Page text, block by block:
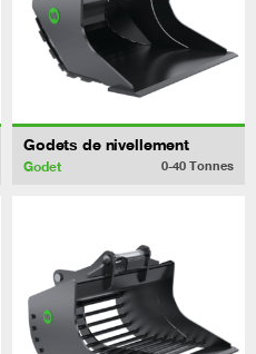
Godets de nivellement
Godet 0-40 Tonnes